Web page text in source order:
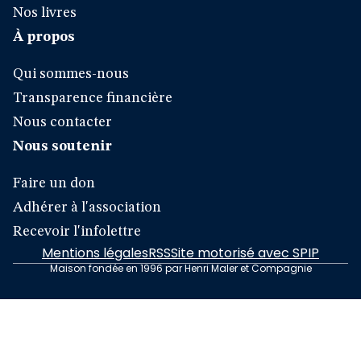
Nos livres
À propos
Qui sommes-nous
Transparence financière
Nous contacter
Nous soutenir
Faire un don
Adhérer à l'association
Recevoir l'infolettre
Mentions légalesRSSSite motorisé avec SPIP
Maison fondée en 1996 par Henri Maler et Compagnie